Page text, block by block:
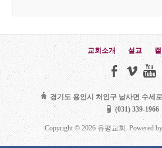
교회소개 설교
경기도 용인시 처인구 남사면 수세
(031) 339-1966
Copyright © 2026 유평교회. Powered by